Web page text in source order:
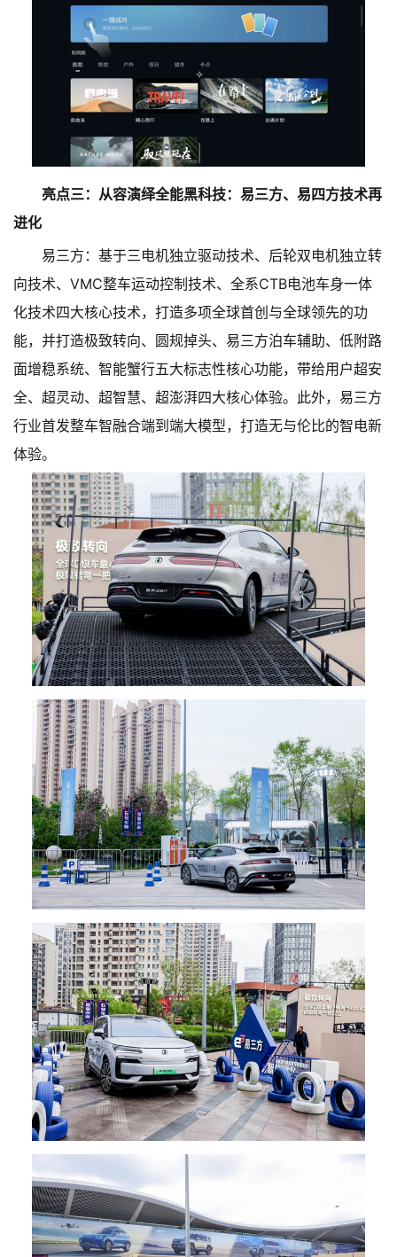
亮点三：从容演绎全能黑科技：易三方、易四方技术再
进化
易三方：基于三电机独立驱动技术、后轮双电机独立转
向技术、VMC整车运动控制技术、全系CTB电池车身一体
化技术四大核心技术，打造多项全球首创与全球领先的功
能，并打造极致转向、圆规掉头、易三方泊车辅助、低附路
面增稳系统、智能蟹行五大标志性核心功能，带给用户超安
全、超灵动、超智慧、超澎湃四大核心体验。此外，易三方
行业首发整车智融合端到端大模型，打造无与伦比的智电新
体验。